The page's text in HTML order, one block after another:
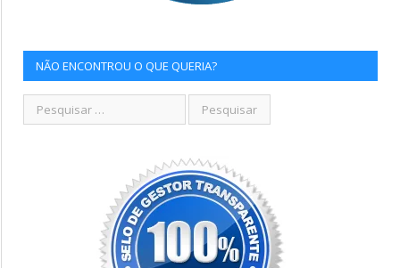
NÃO ENCONTROU O QUE QUERIA?